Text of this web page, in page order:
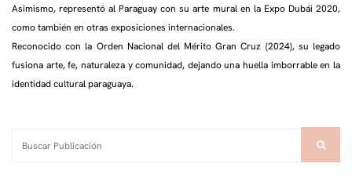
Asimismo, representó al Paraguay con su arte mural en la Expo Dubái 2020,
como también en otras exposiciones internacionales.
Reconocido con la Orden Nacional del Mérito Gran Cruz (2024), su legado
fusiona arte, fe, naturaleza y comunidad, dejando una huella imborrable en la
identidad cultural paraguaya.